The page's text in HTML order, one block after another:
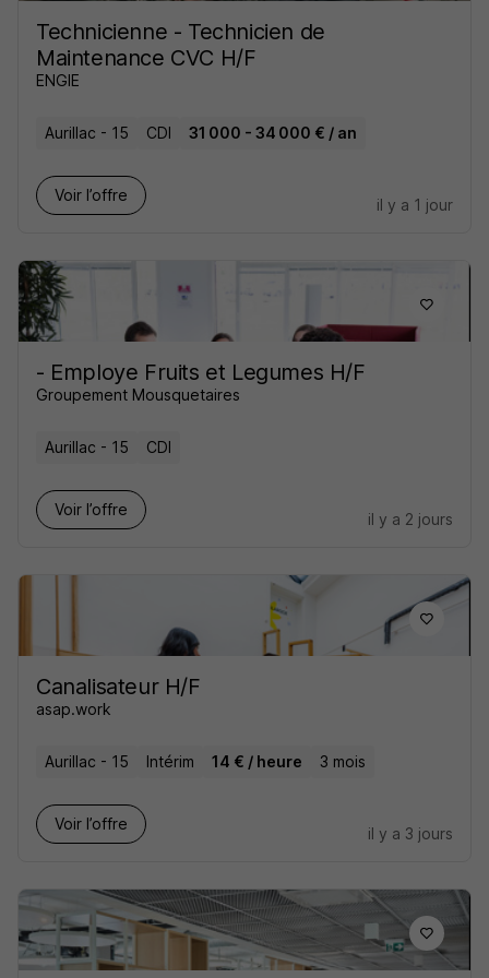
Technicienne - Technicien de
Maintenance CVC H/F
ENGIE
Aurillac - 15 CDI 31 000 - 34 000 € / an
Voir l’offre
il y a 1 jour
- Employe Fruits et Legumes H/F
Groupement Mousquetaires
Aurillac - 15 CDI
Voir l’offre
il y a 2 jours
Canalisateur H/F
asap.work
Aurillac - 15 Intérim 14 € / heure 3 mois
Voir l’offre
il y a 3 jours